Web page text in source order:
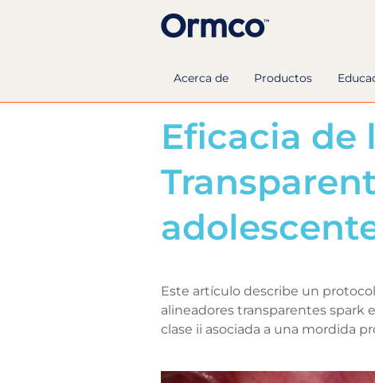
Acerca de Productos
Eficacia de
Este artículo describe un
alineadores transparentes spark
clase ii asociada a una mordida